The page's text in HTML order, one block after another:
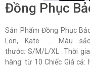
Đồng Phục
Sản Phẩm Đồng Phục
Lon, Kate …. Màu
thước: S/M/L/XL Thời
hàng: từ 10 Chiếc Giá